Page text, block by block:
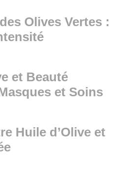
Olives Vertes :
et Beauté
et Soins
Huile d’Olive et